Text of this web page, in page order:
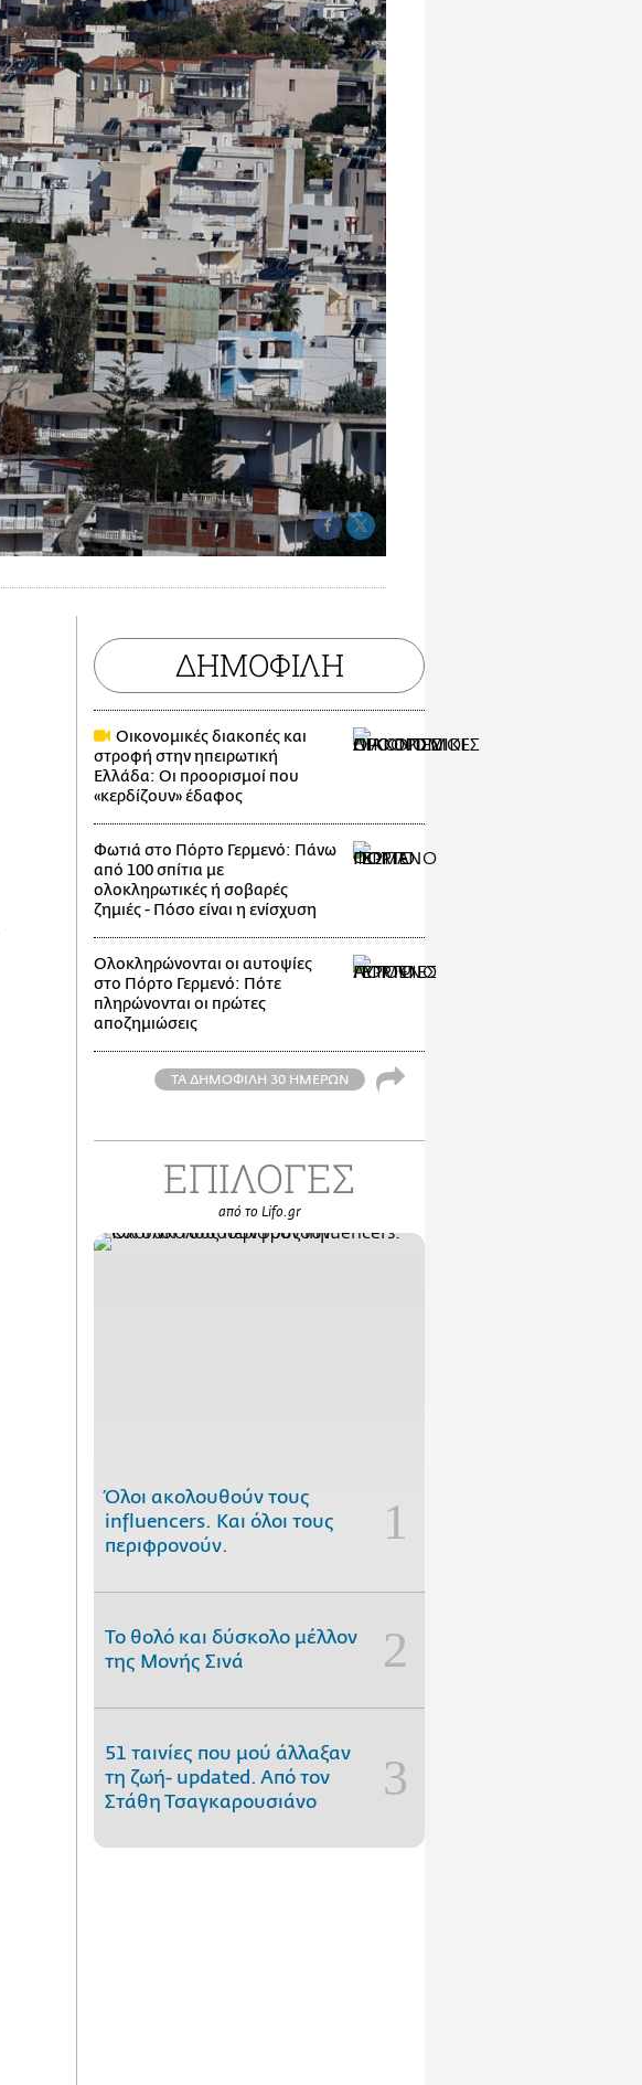
ΔΗΜΟΦΙΛΗ
Οικονομικές διακοπές και
στροφή στην ηπειρωτική
Ελλάδα: Οι προορισμοί που
«κερδίζουν» έδαφος
Φωτιά στο Πόρτο Γερμενό: Πάνω
από 100 σπίτια με
ολοκληρωτικές ή σοβαρές
ζημιές - Πόσο είναι η ενίσχυση
Ολοκληρώνονται οι αυτοψίες
στο Πόρτο Γερμενό: Πότε
πληρώνονται οι πρώτες
αποζημιώσεις
ΤΑ ΔΗΜΟΦΙΛΗ 30 ΗΜΕΡΩΝ
ΕΠΙΛΟΓΕΣ
από το Lifo.gr
Όλοι ακολουθούν τους
influencers. Και όλοι τους
περιφρονούν.
Το θολό και δύσκολο μέλλον
της Μονής Σινά
51 ταινίες που μού άλλαξαν
τη ζωή- updated. Aπό τον
Στάθη Τσαγκαρουσιάνο